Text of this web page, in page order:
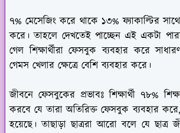
৭% মেসেজিং করে থাকে ১৩% ফ্যাকাল্টির
করে। তাহলে দেখতেই পাচ্ছেন এই একটা
গেল শিক্ষার্থীরা ফেসবুক ব্যবহার করে
গেমস খেলার ক্ষেত্রে বেশি ব্যবহার করে।
জীবনে ফেসবুকের প্রভাবঃ শিক্ষার্থী ৭৮%
করবে যে তারা অতিরিক্ত ফেসবুক ব্যবহার
হয়েছে। তাছাড়া ছাত্ররা আরো বলে যে ছাত্র